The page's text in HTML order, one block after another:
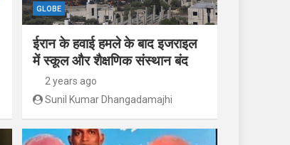
GLOBE
ईरान के हवाई हमले के बाद इजराइल
में स्कूल और शैक्षणिक संस्थान बंद
2 years ago
Sunil Kumar Dhangadamajhi